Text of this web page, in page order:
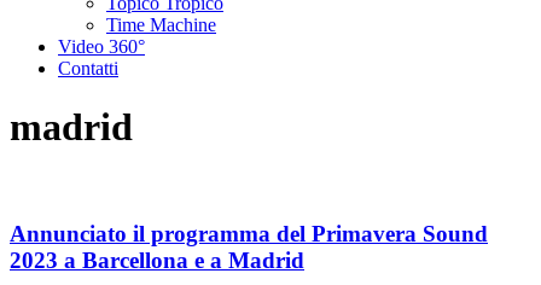
Time Machine
Video 360°
Contatti
madrid
Annunciato il programma del Primavera Sound
2023 a Barcellona e a Madrid